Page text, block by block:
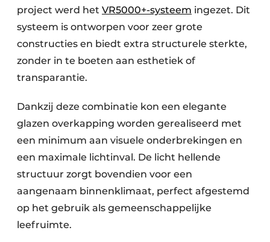
project werd het VR5000+-systeem ingezet. Dit
systeem is ontworpen voor zeer grote
constructies en biedt extra structurele sterkte,
zonder in te boeten aan esthetiek of
transparantie.
Dankzij deze combinatie kon een elegante
glazen overkapping worden gerealiseerd met
een minimum aan visuele onderbrekingen en
een maximale lichtinval. De licht hellende
structuur zorgt bovendien voor een
aangenaam binnenklimaat, perfect afgestemd
op het gebruik als gemeenschappelijke
leefruimte.